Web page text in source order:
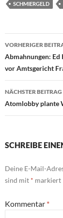
SCHMIERGELD
VORHERIGER
Abmahnungen:
vor Amtsgericht
NÄCHSTER BEITRAG
Atomlobby plante
SCHREIBE
Deine E-Mail-
sind mit * markiert
Kommentar *